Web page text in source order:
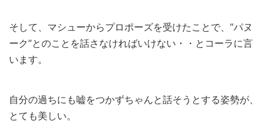
そして、マシューからプロポーズを受けたことで、”パヌ
ーク”とのことを話さなければいけない・・とコーラに言
います。
自分の過ちにも嘘をつかずちゃんと話そうとする姿勢が、
とても美しい。